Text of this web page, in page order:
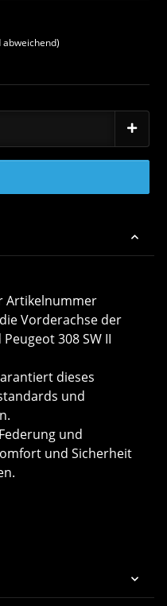
abweichend)
Artikelnummer
Vorderachse der
308 SW II
dieses
und
und
und Sicherheit